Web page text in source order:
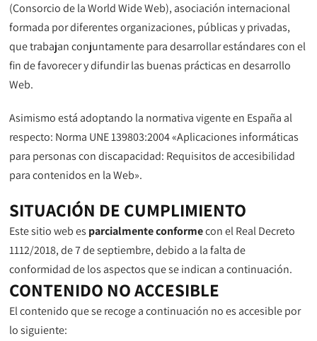
(Consorcio de la World Wide Web), asociación internacional
formada por diferentes organizaciones, públicas y privadas,
que trabajan conjuntamente para desarrollar estándares con el
fin de favorecer y difundir las buenas prácticas en desarrollo
Web.
Asimismo está adoptando la normativa vigente en España al
respecto: Norma UNE 139803:2004 «Aplicaciones informáticas
para personas con discapacidad: Requisitos de accesibilidad
para contenidos en la Web».
SITUACIÓN DE CUMPLIMIENTO
Este sitio web es parcialmente conformecon el Real Decreto
1112/2018, de 7 de septiembre, debido a la falta de
conformidad de los aspectos que se indican a continuación.
CONTENIDO NO ACCESIBLE
El contenido que se recoge a continuación no es accesible por
lo siguiente: